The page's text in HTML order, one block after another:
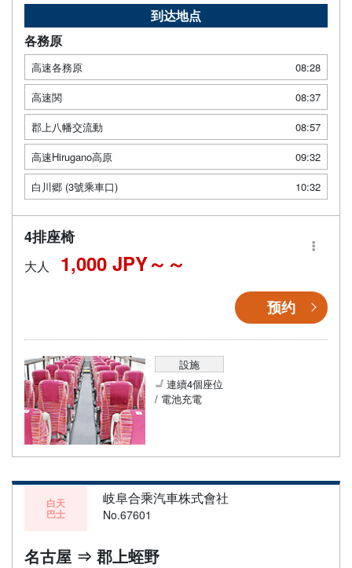
到达地点
各務原
高速各務原
08:28
高速関
08:37
郡上八幡交流動
08:57
高速Hirugano高原
09:32
白川郷 (3號乘車口)
10:32
4排座椅
大人 1,000 JPY～
预约
設施
連續4個座位
/ 電池充電
白天
巴士
岐阜合乘汽車株式會社
No.67601
名古屋 ⇒ 郡上蛭野